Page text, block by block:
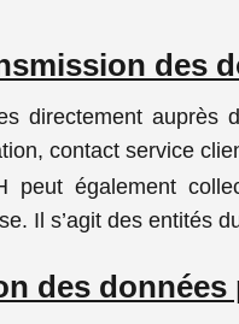
des
directement
contact service
peut également
Il s’agit des entités
des